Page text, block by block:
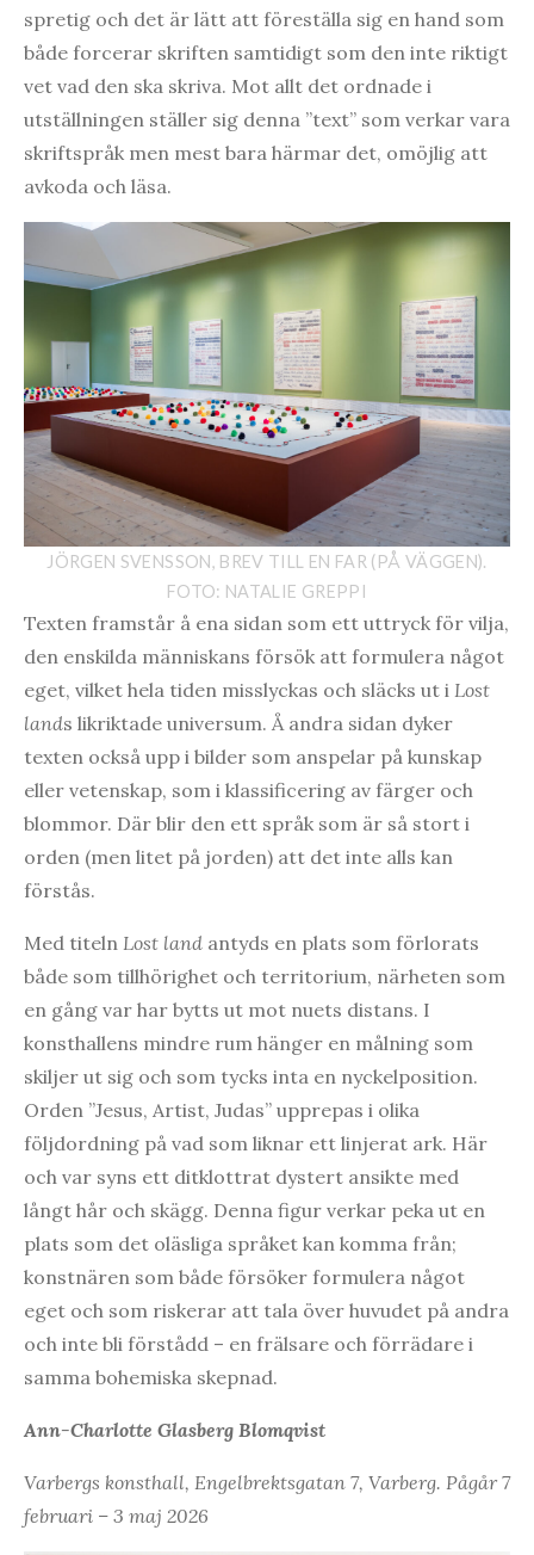
spretig och det är lätt att föreställa sig en hand som
både forcerar skriften samtidigt som den inte riktigt
vet vad den ska skriva. Mot allt det ordnade i
utställningen ställer sig denna ”text” som verkar vara
skriftspråk men mest bara härmar det, omöjlig att
avkoda och läsa.
JÖRGEN SVENSSON, BREV TILL EN FAR (PÅ VÄGGEN).
FOTO: NATALIE GREPPI
Texten framstår å ena sidan som ett uttryck för vilja,
den enskilda människans försök att formulera något
eget, vilket hela tiden misslyckas och släcks ut i Lost
lands likriktade universum. Å andra sidan dyker
texten också upp i bilder som anspelar på kunskap
eller vetenskap, som i klassificering av färger och
blommor. Där blir den ett språk som är så stort i
orden (men litet på jorden) att det inte alls kan
förstås.
Med titeln Lost land antyds en plats som förlorats
både som tillhörighet och territorium, närheten som
en gång var har bytts ut mot nuets distans. I
konsthallens mindre rum hänger en målning som
skiljer ut sig och som tycks inta en nyckelposition.
Orden ”Jesus, Artist, Judas” upprepas i olika
följdordning på vad som liknar ett linjerat ark. Här
och var syns ett ditklottrat dystert ansikte med
långt hår och skägg. Denna figur verkar peka ut en
plats som det oläsliga språket kan komma från;
konstnären som både försöker formulera något
eget och som riskerar att tala över huvudet på andra
och inte bli förstådd – en frälsare och förrädare i
samma bohemiska skepnad.
Ann-Charlotte Glasberg Blomqvist
Varbergs konsthall, Engelbrektsgatan 7, Varberg. Pågår 7
februari – 3 maj 2026